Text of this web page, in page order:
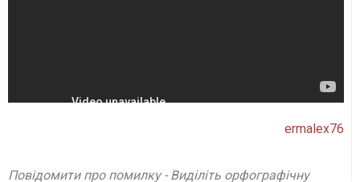
ermalex76
Повідомити про помилку - Виділіть орфографічну